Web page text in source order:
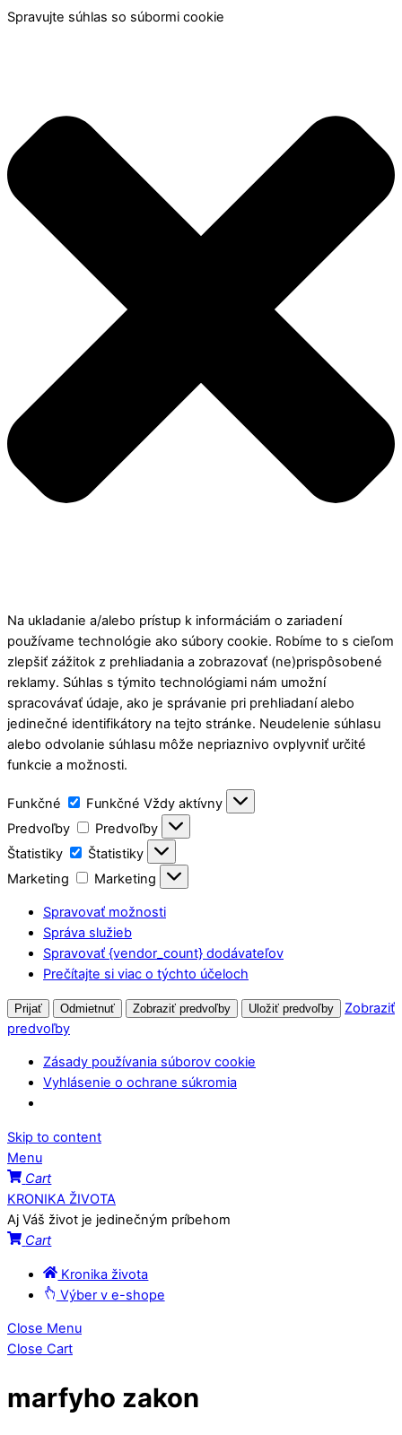
Spravujte súhlas so súbormi cookie
Na ukladanie a/alebo prístup k informáciám o zariadení
používame technológie ako súbory cookie. Robíme to s cieľom
zlepšiť zážitok z prehliadania a zobrazovať (ne)prispôsobené
reklamy. Súhlas s týmito technológiami nám umožní
spracovávať údaje, ako je správanie pri prehliadaní alebo
jedinečné identifikátory na tejto stránke. Neudelenie súhlasu
alebo odvolanie súhlasu môže nepriaznivo ovplyvniť určité
funkcie a možnosti.
Funkčné Funkčné Vždy aktívny
Predvoľby
Predvoľby
Štatistiky
Štatistiky
Marketing
Marketing
Spravovať možnosti
Správa služieb
Spravovať {vendor_count} dodávateľov
Prečítajte si viac o týchto účeloch
Prijať Odmietnuť Zobraziť predvoľby Uložiť predvoľby
Zobraziť
predvoľby
Zásady používania súborov cookie
Vyhlásenie o ochrane súkromia
Skip to content
Menu
Cart
KRONIKA ŽIVOTA
Aj Váš život je jedinečným príbehom
Cart
Kronika života
Výber v e-shope
Close Menu
Close Cart
marfyho zakon